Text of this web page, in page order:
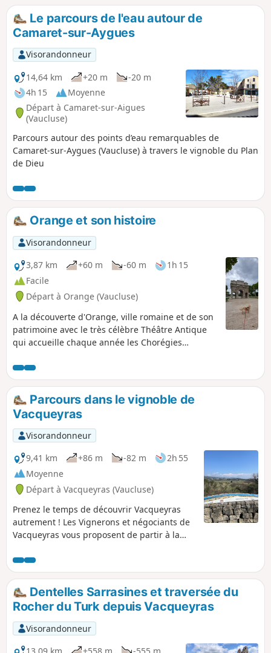
Le parcours de l'eau autour de
Camaret-sur-Aygues
Visorandonneur
14,64 km
+20 m
-20 m
4h 15
Moyenne
Départ à Camaret-sur-Aigues
(Vaucluse)
Parcours autour des points d’eau remarquables de
Camaret-sur-Aygues (Vaucluse) à travers le vignoble du Plan
de Dieu
Orange et son histoire
Visorandonneur
3,87 km
+60 m -60 m
1h 15
Facile
Départ à Orange (Vaucluse)
A la découverte d'Orange, ville romaine et de son
patrimoine avec le très célèbre Théâtre Antique
qui accueille chaque année les Chorégies
Parcours dans le vignoble de
Vacqueyras
Visorandonneur
9,41 km
+86 m -82 m
2h 55
Moyenne
Départ à Vacqueyras (Vaucluse)
Prenez le temps de découvrir Vacqueyras
autrement ! Les Vignerons et négociants de
Vacqueyras vous proposent de partir à la
vignes et garrigues. Ce sentier pédestre
vous guidera à travers vignes et chemins
ruraux, jusqu'au plateau des Garrigues, et
vous ramènera au point de départ au centre
du village de Vacqueyras.
Dentelles Sarrasines et traversée du
Rocher du Turk depuis Vacqueyras
Visorandonneur
13,09 km
+558 m -555 m